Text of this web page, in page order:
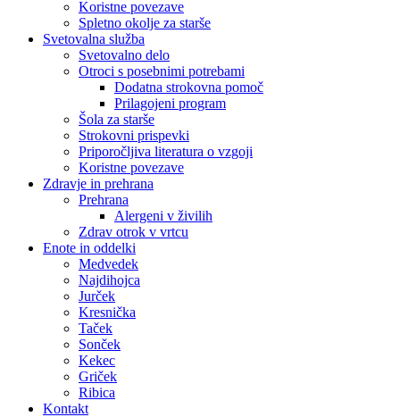
Koristne povezave
Spletno okolje za starše
Svetovalna služba
Svetovalno delo
Otroci s posebnimi potrebami
Dodatna strokovna pomoč
Prilagojeni program
Šola za starše
Strokovni prispevki
Priporočljiva literatura o vzgoji
Koristne povezave
Zdravje in prehrana
Prehrana
Alergeni v živilih
Zdrav otrok v vrtcu
Enote in oddelki
Medvedek
Najdihojca
Jurček
Kresnička
Taček
Sonček
Kekec
Griček
Ribica
Kontakt